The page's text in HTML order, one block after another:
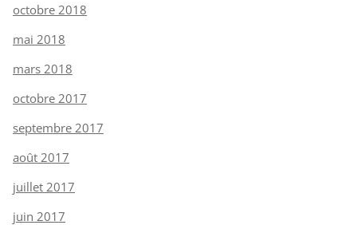
octobre 2018
mai 2018
mars 2018
octobre 2017
septembre 2017
août 2017
juillet 2017
juin 2017